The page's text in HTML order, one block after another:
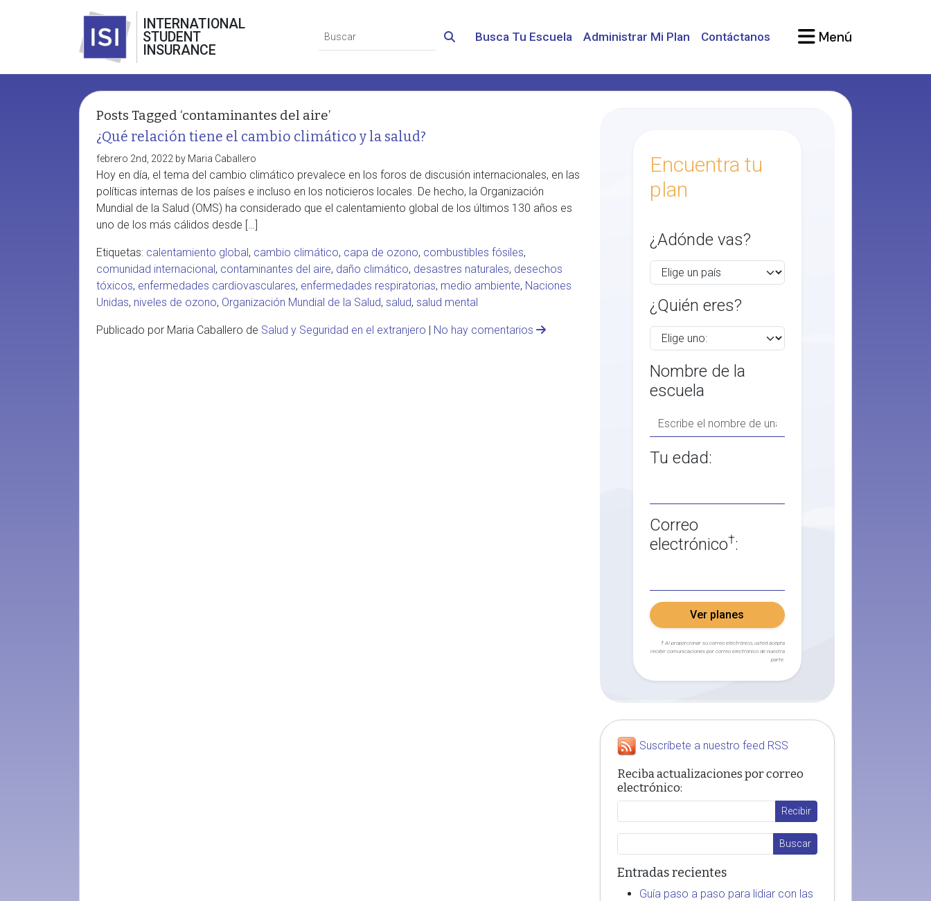
INTERNATIONAL
STUDENT
INSURANCE
Busca Tu Escuela Administrar Mi Plan Contáctanos Menú
Posts Tagged ‘contaminantes del aire’
¿Qué relación tiene el cambio climático y la salud?
febrero 2nd, 2022 by Maria Caballero
Hoy en día, el tema del cambio climático prevalece en los foros de discusión internacionales, en las
políticas internas de los países e incluso en los noticieros locales. De hecho, la Organización
Mundial de la Salud (OMS) ha considerado que el calentamiento global de los últimos 130 años es
uno de los más cálidos desde […]
Etiquetas: calentamiento global, cambio climático, capa de ozono, combustibles fósiles,
comunidad internacional, contaminantes del aire, daño climático, desastres naturales, desechos
tóxicos, enfermedades cardiovasculares, enfermedades respiratorias, medio ambiente, Naciones
Unidas, niveles de ozono, Organización Mundial de la Salud, salud, salud mental
Publicado por Maria Caballero de Salud y Seguridad en el extranjero | No hay comentarios
Encuentra tu
plan
¿Adónde vas?
¿Quién eres?
Nombre de la
escuela
Tu edad:
Correo
electrónico†:
Ver planes
† Al proporcionar su correo electrónico, usted acepta
recibir comunicaciones por correo electrónico de nuestra
parte.
Suscríbete a nuestro feed RSS
Reciba actualizaciones por correo
electrónico:
Entradas recientes
Guía paso a paso para lidiar con las